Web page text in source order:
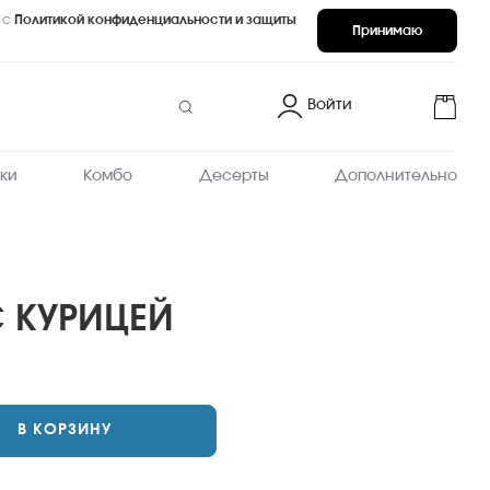
Принимаю
с Политикой конфиденциальности и защиты
Войти
Комбо Десерты Дополнительно
В КОРЗИНУ